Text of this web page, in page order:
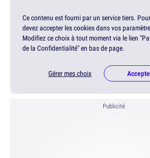
Ce contenu est fourni par un service tiers.
devez accepter les cookies dans vos
Modifiez ce choix à tout moment via le lien
de la Confidentialité" en bas de page.
Gérer mes choix
Publicité